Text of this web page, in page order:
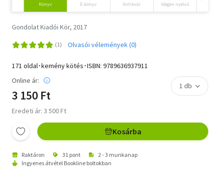
Könyv E-könyv Antikvár Idegen nyelvű
Gondolat Kiadói Kör, 2017
Olvasói vélemények (0)
171 oldal･kemény kötés･ISBN: 9789636937911
Online ár:
3 150 Ft
Eredeti ár: 3 500 Ft
Kosárba
Raktáron 31 pont
2 - 3 munkanap
Ingyenes átvétel Bookline boltokban